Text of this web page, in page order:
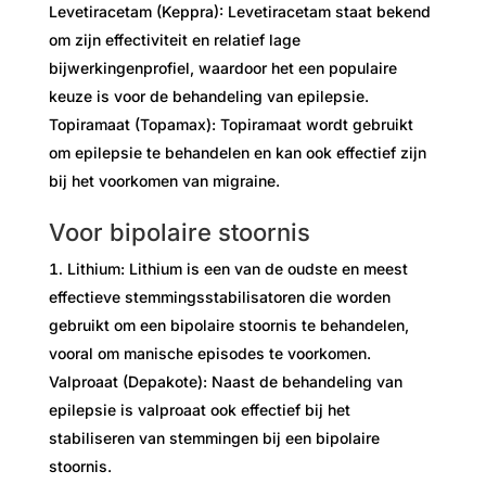
Levetiracetam (Keppra): Levetiracetam staat bekend
om zijn effectiviteit en relatief lage
bijwerkingenprofiel, waardoor het een populaire
keuze is voor de behandeling van epilepsie.
Topiramaat (Topamax): Topiramaat wordt gebruikt
om epilepsie te behandelen en kan ook effectief zijn
bij het voorkomen van migraine.
Voor bipolaire stoornis
Lithium: Lithium is een van de oudste en meest
effectieve stemmingsstabilisatoren die worden
gebruikt om een ​​bipolaire stoornis te behandelen,
vooral om manische episodes te voorkomen.
Valproaat (Depakote): Naast de behandeling van
epilepsie is valproaat ook effectief bij het
stabiliseren van stemmingen bij een bipolaire
stoornis.